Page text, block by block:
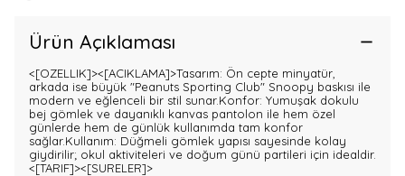
Ürün Açıklaması
<[OZELLIK]><[ACIKLAMA]>Tasarım: Ön cepte minyatür,
arkada ise büyük "Peanuts Sporting Club" Snoopy baskısı ile
modern ve eğlenceli bir stil sunar.Konfor: Yumuşak dokulu
bej gömlek ve dayanıklı kanvas pantolon ile hem özel
günlerde hem de günlük kullanımda tam konfor
sağlar.Kullanım: Düğmeli gömlek yapısı sayesinde kolay
giydirilir; okul aktiviteleri ve doğum günü partileri için idealdir.
<[TARIF]><[SURELER]>